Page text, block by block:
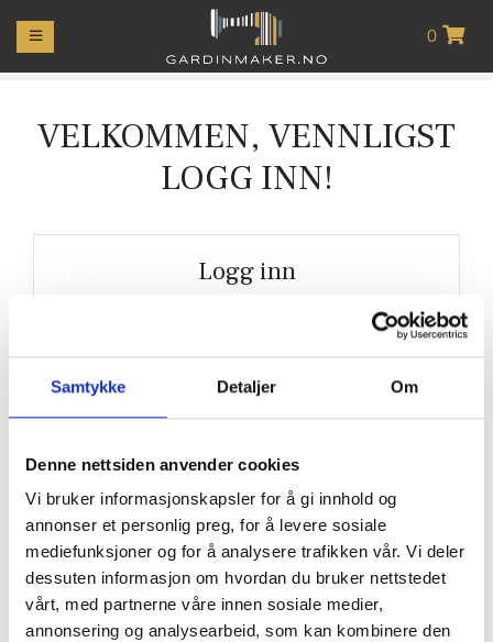
Samtykke Detaljer Om
Denne nettsiden anvender cookies
Vi bruker informasjonskapsler for å gi innhold og
annonser et personlig preg, for å levere sosiale
mediefunksjoner og for å analysere trafikken vår. Vi deler
dessuten informasjon om hvordan du bruker nettstedet
vårt, med partnerne våre innen sosiale medier,
annonsering og analysearbeid, som kan kombinere den
0
MIN
KONTO
GARDINER
LIFTGARDINER
PLISSÉR
SQUID
VINDUTEKSTIL
GARDINER
TIL
BEDRIFTER
VELKOMMEN, VENNLIGST
LOGG INN!
Logg inn
Passord:
Husk meg
Glemt passord?